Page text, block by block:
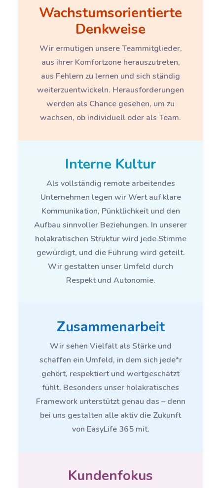
Wachstumsorientierte
Denkweise
Wir ermutigen unsere Teammitglieder,
aus ihrer Komfortzone herauszutreten,
aus Fehlern zu lernen und sich ständig
weiterzuentwickeln. Herausforderungen
werden als Chance gesehen, um zu
wachsen, ob individuell oder als Team.
Interne Kultur
Als vollständig remote arbeitendes
Unternehmen legen wir Wert auf klare
Kommunikation, Pünktlichkeit und den
Aufbau sinnvoller Beziehungen. In unserer
holakratischen Struktur wird jede Stimme
gewürdigt, und die Führung wird geteilt.
Wir gestalten unser Umfeld durch
Respekt und Autonomie.
Zusammenarbeit
Wir sehen Vielfalt als Stärke und
schaffen ein Umfeld, in dem sich jede*r
gehört, respektiert und wertgeschätzt
fühlt. Besonders unser holakratisches
Framework unterstützt genau das – denn
bei uns gestalten alle aktiv die Zukunft
von EasyLife 365 mit.
Kundenfokus